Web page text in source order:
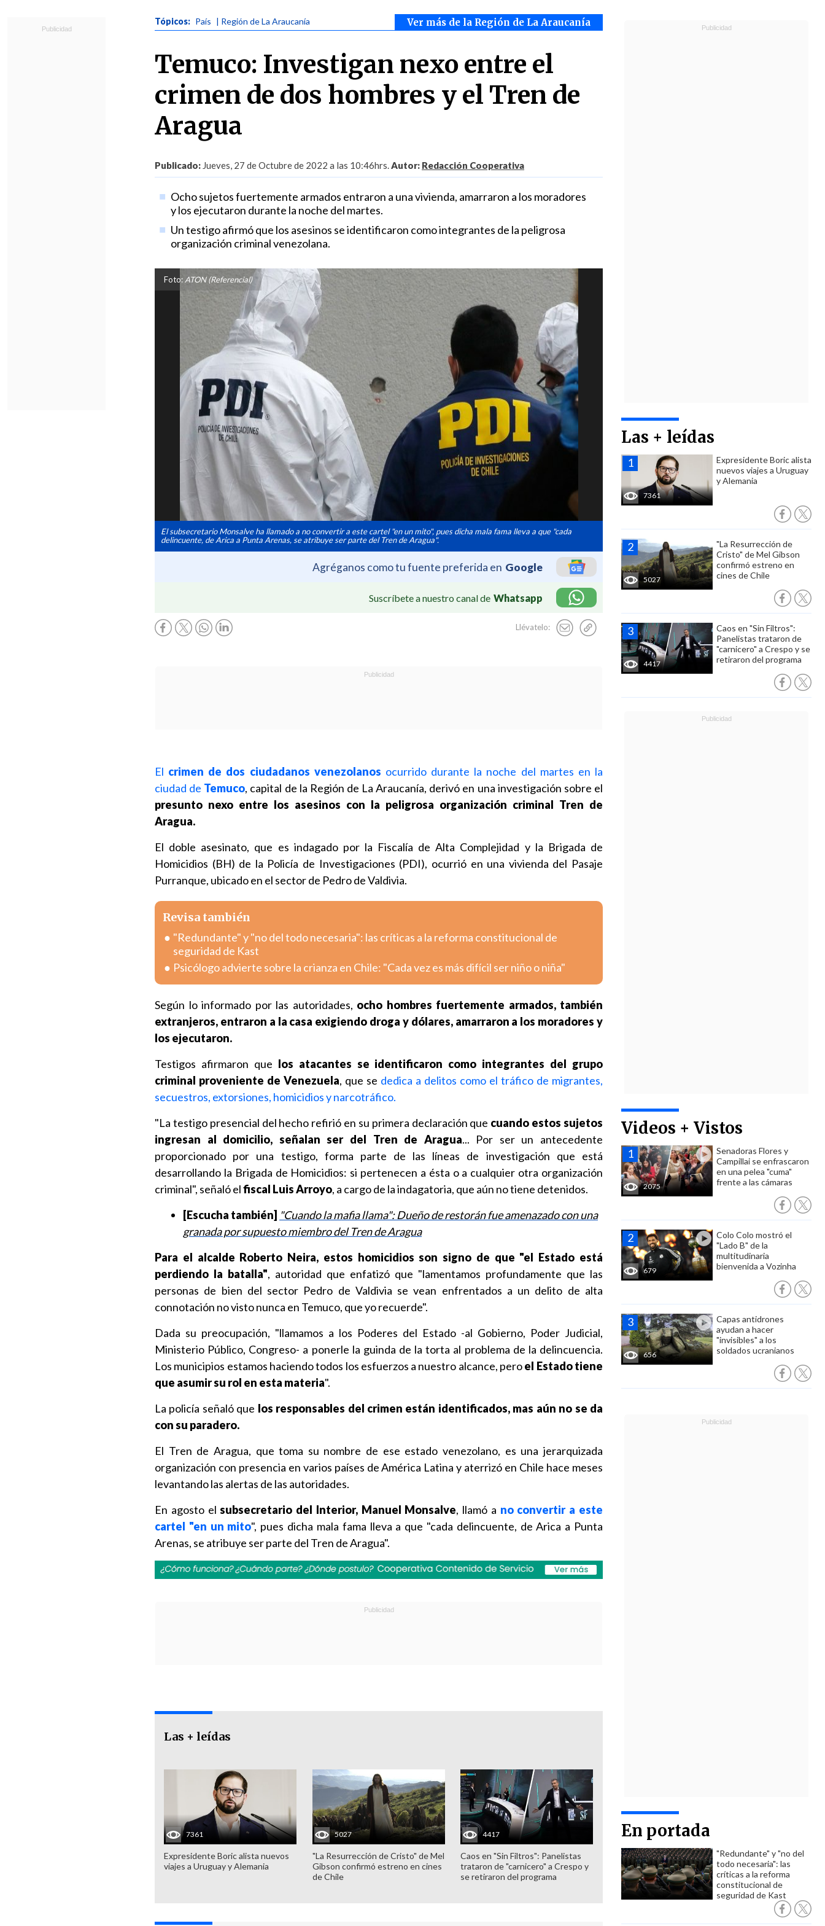
Ver más de la Región de La Araucanía
Tópicos: País | Región de La Araucanía
Temuco: Investigan nexo entre el
crimen de dos hombres y el Tren de
Aragua
Publicado: Jueves, 27 de Octubre de 2022 a las 10:46hrs.Autor: Redacción Cooperativa
Ocho sujetos fuertemente armados entraron a una vivienda, amarraron a los moradores
y los ejecutaron durante la noche del martes.
Un testigo afirmó que los asesinos se identificaron como integrantes de la peligrosa
organización criminal venezolana.
Foto: ATON (Referencial)
El subsecretario Monsalve ha llamado a no convertir a este cartel "en un mito", pues dicha mala fama lleva a que "cada
delincuente, de Arica a Punta Arenas, se atribuye ser parte del Tren de Aragua".
Agréganos como tu fuente preferida en Google
Suscríbete a nuestro canal de Whatsapp
Llévatelo:
Las + leídas
7361
Expresidente Boric alista
nuevos viajes a Uruguay
y Alemania
5027
"La Resurrección de
Cristo" de Mel Gibson
confirmó estreno en
cines de Chile
4417
Caos en "Sin Filtros":
Panelistas trataron de
"carnicero" a Crespo y se
retiraron del programa
Videos + Vistos
2075
Senadoras Flores y
Campillai se enfrascaron
en una pelea "cuma"
frente a las cámaras
679
Colo Colo mostró el
"Lado B" de la
multitudinaria
bienvenida a Vozinha
656
Capas antidrones
ayudan a hacer
"invisibles" a los
soldados ucranianos
En portada
"Redundante" y "no del
todo necesaria": las
críticas a la reforma
constitucional de
seguridad de Kast
El crimen de dos ciudadanos venezolanos ocurrido durante la noche del martes en la
ciudad de Temuco, capital de la Región de La Araucanía, derivó en una investigación sobre el
presunto nexo entre los asesinos con la peligrosa organización criminal Tren de
Aragua.
El doble asesinato, que es indagado por la Fiscalía de Alta Complejidad y la Brigada de
Homicidios (BH) de la Policía de Investigaciones (PDI), ocurrió en una vivienda del Pasaje
Purranque, ubicado en el sector de Pedro de Valdivia.
Revisa también
"Redundante" y "no del todo necesaria": las críticas a la reforma constitucional de
seguridad de Kast
Psicólogo advierte sobre la crianza en Chile: "Cada vez es más difícil ser niño o niña"
Según lo informado por las autoridades, ocho hombres fuertemente armados, también
extranjeros, entraron a la casa exigiendo droga y dólares, amarraron a los moradores y
los ejecutaron.
Testigos afirmaron que los atacantes se identificaron como integrantes del grupo
criminal proveniente de Venezuela, que se dedica a delitos como el tráfico de migrantes,
secuestros, extorsiones, homicidios y narcotráfico.
"La testigo presencial del hecho refirió en su primera declaración que cuando estos sujetos
ingresan al domicilio, señalan ser del Tren de Aragua... Por ser un antecedente
proporcionado por una testigo, forma parte de las líneas de investigación que está
desarrollando la Brigada de Homicidios: si pertenecen a ésta o a cualquier otra organización
criminal", señaló elfiscal Luis Arroyo, a cargo de la indagatoria, que aún no tiene detenidos.
[Escucha también] "Cuando la mafia llama": Dueño de restorán fue amenazado con una
granada por supuesto miembro del Tren de Aragua
Para el alcalde Roberto Neira, estos homicidios son signo de que "el Estado está
perdiendo la batalla", autoridad que enfatizó que "lamentamos profundamente que las
personas de bien del sector Pedro de Valdivia se vean enfrentados a un delito de alta
connotación no visto nunca en Temuco, que yo recuerde".
Dada su preocupación, "llamamos a los Poderes del Estado -al Gobierno, Poder Judicial,
Ministerio Público, Congreso- a ponerle la guinda de la torta al problema de la delincuencia.
Los municipios estamos haciendo todos los esfuerzos a nuestro alcance, peroel Estado tiene
que asumir su rol en esta materia".
La policía señaló que los responsables del crimen están identificados, mas aún no se da
con su paradero.
El Tren de Aragua, que toma su nombre de ese estado venezolano, es una jerarquizada
organización con presencia en varios países de América Latina y aterrizó en Chile hace meses
levantando las alertas de las autoridades.
En agosto elsubsecretario del Interior, Manuel Monsalve, llamó a no convertir a este
cartel "en un mito", pues dicha mala fama lleva a que "cada delincuente, de Arica a Punta
Arenas, se atribuye ser parte del Tren de Aragua".
Las + leídas
7361
Expresidente Boric alista nuevos
viajes a Uruguay y Alemania
5027
"La Resurrección de Cristo" de Mel
Gibson confirmó estreno en cines
de Chile
4417
Caos en "Sin Filtros": Panelistas
trataron de "carnicero" a Crespo y
se retiraron del programa